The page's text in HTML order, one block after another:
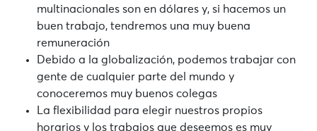
multinacionales son en dólares y, si hacemos un
buen trabajo, tendremos una muy buena
remuneración
Debido a la globalización, podemos trabajar con
gente de cualquier parte del mundo y
conoceremos muy buenos colegas
La flexibilidad para elegir nuestros propios
horarios y los trabajos que deseemos es muy